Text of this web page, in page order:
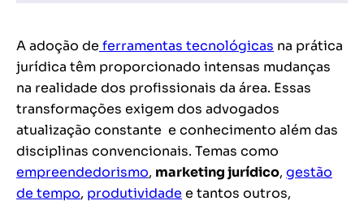
A adoção de ferramentas tecnológicas na prática
jurídica têm proporcionado intensas mudanças
na realidade dos profissionais da área. Essas
transformações exigem dos advogados
atualização constante e conhecimento além das
disciplinas convencionais. Temas como
empreendedorismo, marketingjurídico, gestão
de tempo, produtividade e tantos outros,